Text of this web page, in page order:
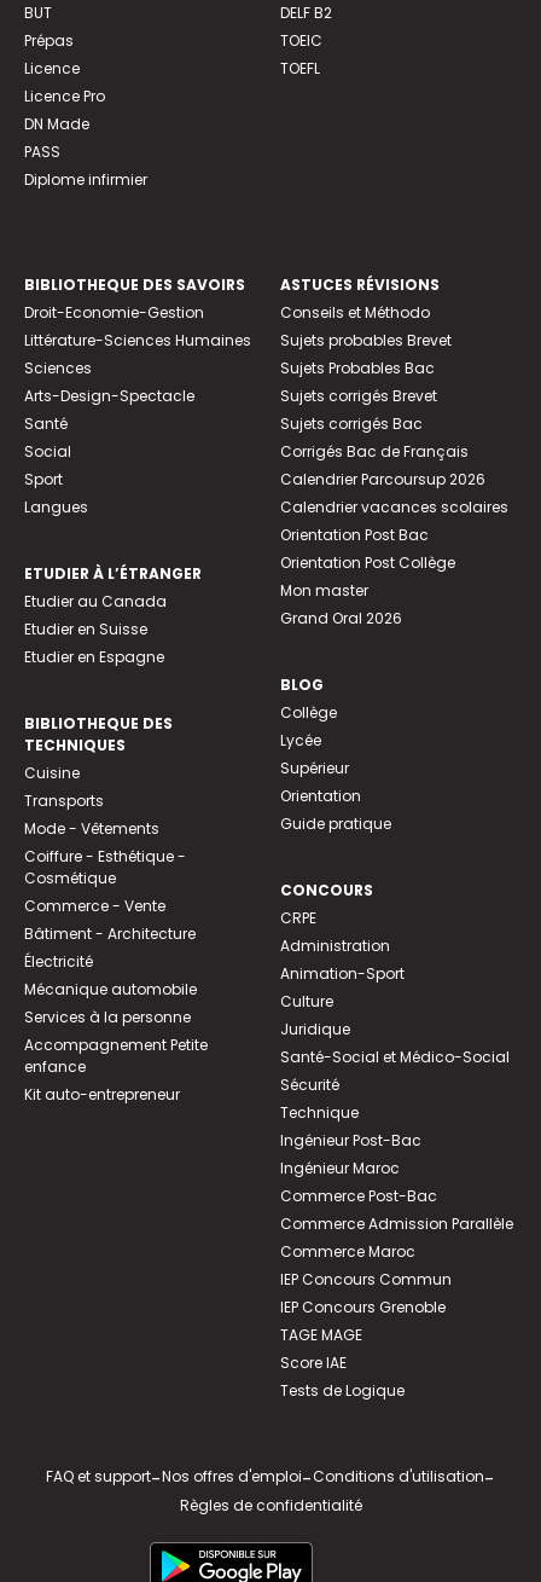
BUT
Prépas
Licence
Licence Pro
DN Made
PASS
Diplome infirmier
DELF B2
TOEIC
TOEFL
BIBLIOTHEQUE DES SAVOIRS
Droit-Economie-Gestion
Littérature-Sciences Humaines
Sciences
Arts-Design-Spectacle
Santé
Social
Sport
Langues
ETUDIER À L’ÉTRANGER
Etudier au Canada
Etudier en Suisse
Etudier en Espagne
BIBLIOTHEQUE DES
TECHNIQUES
Cuisine
Transports
Mode - Vêtements
Coiffure - Esthétique -
Cosmétique
Commerce - Vente
Bâtiment - Architecture
Électricité
Mécanique automobile
Services à la personne
Accompagnement Petite
enfance
Kit auto-entrepreneur
ASTUCES RÉVISIONS
Conseils et Méthodo
Sujets probables Brevet
Sujets Probables Bac
Sujets corrigés Brevet
Sujets corrigés Bac
Corrigés Bac de Français
Calendrier Parcoursup 2026
Calendrier vacances scolaires
Orientation Post Bac
Orientation Post Collège
Mon master
Grand Oral 2026
BLOG
Collège
Lycée
Supérieur
Orientation
Guide pratique
CONCOURS
CRPE
Administration
Animation-Sport
Culture
Juridique
Santé-Social et Médico-Social
Sécurité
Technique
Ingénieur Post-Bac
Ingénieur Maroc
Commerce Post-Bac
Commerce Admission Parallèle
Commerce Maroc
IEP Concours Commun
IEP Concours Grenoble
TAGE MAGE
Score IAE
Tests de Logique
FAQ et support-Nos offres d'emploi-Conditions d'utilisation-
Règles de confidentialité